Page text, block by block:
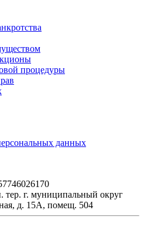
процедуры
данных
тер. г. муниципальный округ
д. 15А, помещ. 504